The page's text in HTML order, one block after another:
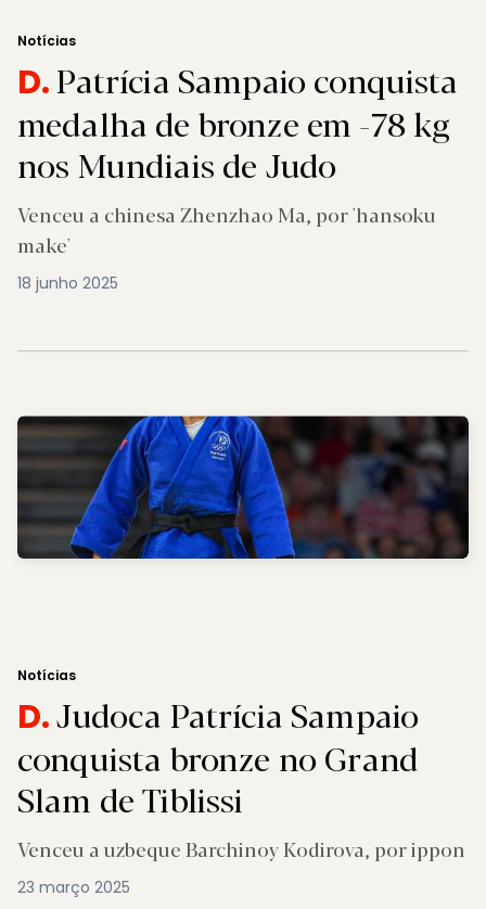
Notícias
D.Patrícia Sampaio conquista
medalha de bronze em -78 kg
nos Mundiais de Judo
Venceu a chinesa Zhenzhao Ma, por 'hansoku
make'
18 junho 2025
Notícias
D.Judoca Patrícia Sampaio
conquista bronze no Grand
Slam de Tiblissi
Venceu a uzbeque Barchinoy Kodirova, por ippon
23 março 2025